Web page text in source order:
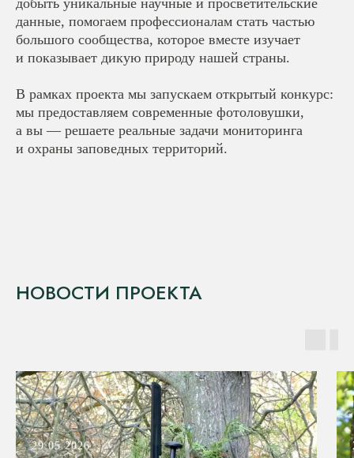
данные, помогаем профессионалам стать частью
большого сообщества, которое вместе изучает
и показывает дикую природу нашей страны.
В рамках проекта мы запускаем открытый конкурс:
мы предоставляем современные фотоловушки,
а вы — решаете реальные задачи мониторинга
и охраны заповедных территорий.
НОВОСТИ ПРОЕКТА
29.05.2026